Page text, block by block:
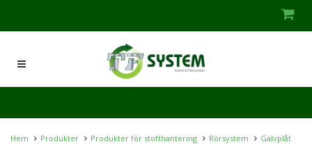
Hem Produkter Produkter för stofthantering Rörsystem
Galvplåt